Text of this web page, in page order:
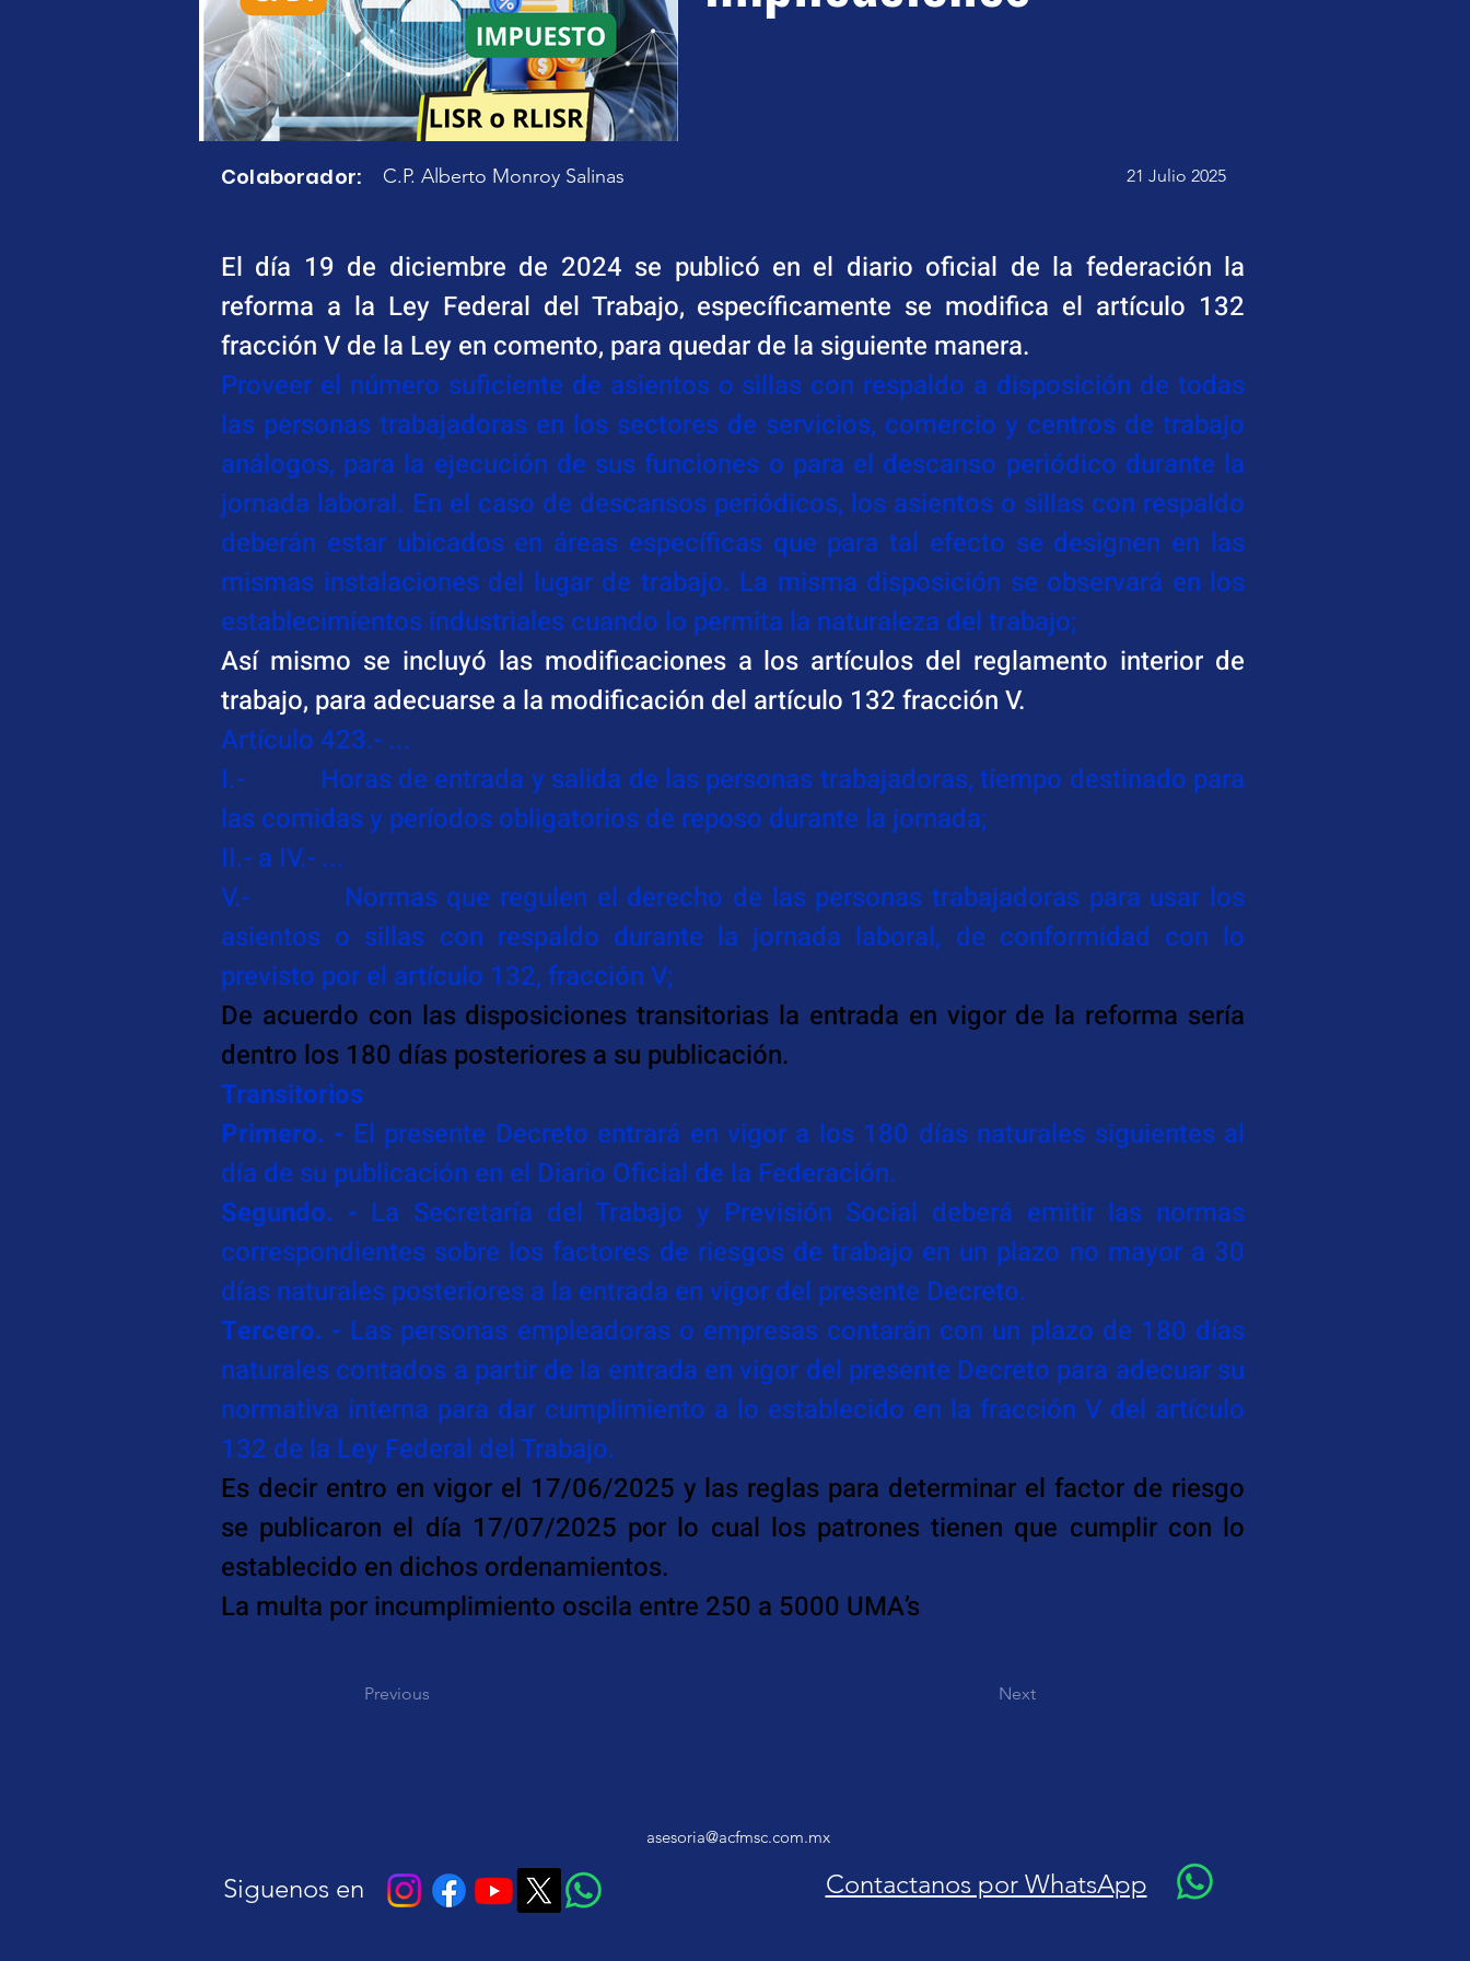
C.P. Alberto Monroy Salinas
Colaborador: 21 Julio 2025
El día 19 de diciembre de 2024 se publicó en el diario oficial de la federación la
reforma a la Ley Federal del Trabajo, específicamente se modifica el artículo 132
fracción V de la Ley en comento, para quedar de la siguiente manera.
Proveer el número suficiente de asientos o sillas con respaldo a disposición de todas
las personas trabajadoras en los sectores de servicios, comercio y centros de trabajo
análogos, para la ejecución de sus funciones o para el descanso periódico durante la
jornada laboral. En el caso de descansos periódicos, los asientos o sillas con respaldo
deberán estar ubicados en áreas específicas que para tal efecto se designen en las
mismas instalaciones del lugar de trabajo. La misma disposición se observará en los
establecimientos industriales cuando lo permita la naturaleza del trabajo;
Así mismo se incluyó las modificaciones a los artículos del reglamento interior de
trabajo, para adecuarse a la modificación del artículo 132 fracción V.
Artículo 423.- ...
I.-           Horas de entrada y salida de las personas trabajadoras, tiempo destinado para
las comidas y períodos obligatorios de reposo durante la jornada;
II.- a IV.- ...
V.-          Normas que regulen el derecho de las personas trabajadoras para usar los
asientos o sillas con respaldo durante la jornada laboral, de conformidad con lo
previsto por el artículo 132, fracción V;
De acuerdo con las disposiciones transitorias la entrada en vigor de la reforma sería
dentro los 180 días posteriores a su publicación.
Transitorios
Primero. - El presente Decreto entrará en vigor a los 180 días naturales siguientes al
día de su publicación en el Diario Oficial de la Federación.
Segundo. - La Secretaría del Trabajo y Previsión Social deberá emitir las normas
correspondientes sobre los factores de riesgos de trabajo en un plazo no mayor a 30
días naturales posteriores a la entrada en vigor del presente Decreto.
Tercero. - Las personas empleadoras o empresas contarán con un plazo de 180 días
naturales contados a partir de la entrada en vigor del presente Decreto para adecuar su
normativa interna para dar cumplimiento a lo establecido en la fracción V del artículo
132 de la Ley Federal del Trabajo.
Es decir entro en vigor el 17/06/2025 y las reglas para determinar el factor de riesgo
se publicaron el día 17/07/2025 por lo cual los patrones tienen que cumplir con lo
establecido en dichos ordenamientos.
La multa por incumplimiento oscila entre 250 a 5000 UMA’s
Previous Next
asesoria@acfmsc.com.mx
Siguenos en Contactanos por WhatsApp